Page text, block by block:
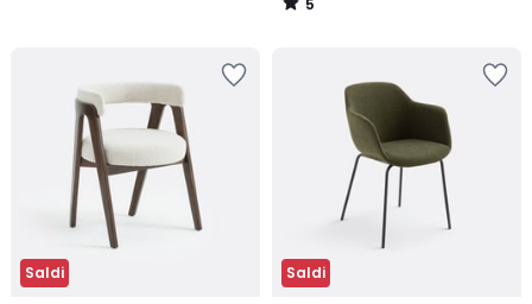
5
/
Saldi Saldi